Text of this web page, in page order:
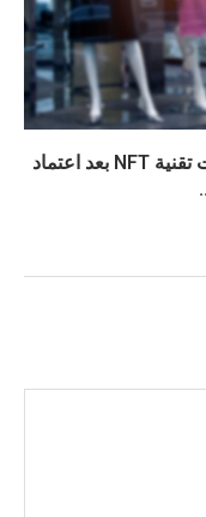
تجار الأزياء والفاخرة يزيدون من عمليات تقنية NFT بعد اعتماد